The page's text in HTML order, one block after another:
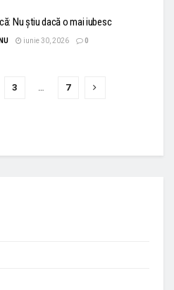
Nu știu dacă o mai iubesc
iunie 30, 2026 0
3 7